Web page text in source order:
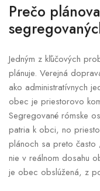
Prečo
Jedným z kľúčových
plánuje. Verejná
ako administratívnych
obec je priestorovo
Segregované rómske
patria k obci, no
plánoch sa preto
nie v reálnom dosahu
je obec obslúžená, z